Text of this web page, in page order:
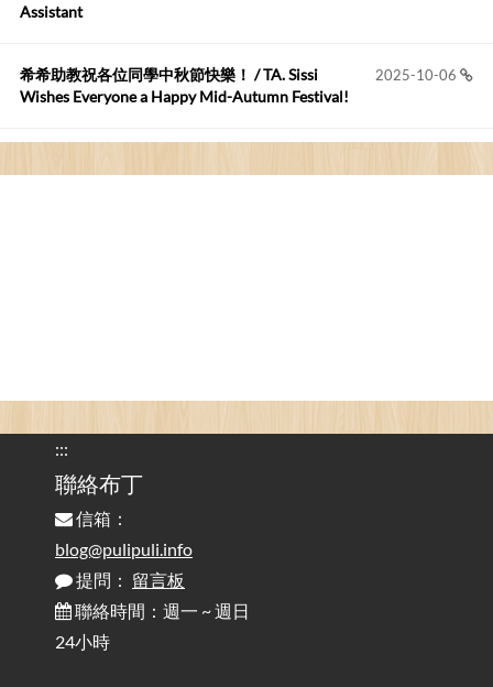
您好,首先肯定感謝您造福許多莘莘學子。有...
Assistant
2025-10-06
希希助教祝各位同學中秋節快樂！ / TA. Sissi
Wishes Everyone a Happy Mid-Autumn Festival!
的問題 / Are You Tired of Looking at the Computer? Pay More
實作相容OpenAI API，但背後不是OpenAI的API服
務 / Implementing OpenAI API-Compatible Services, But Not
Powered by OpenAI
雜談：生活小技巧之用魔鬼氈避免機車鑰匙脫落吧
/ Talk: Use Velcro to Prevent Your Motorcycle Key From Falling
:::
聯絡布丁
信箱：
blog@pulipuli.info
提問： 留言板
聯絡時間：週一 ~ 週日
24小時